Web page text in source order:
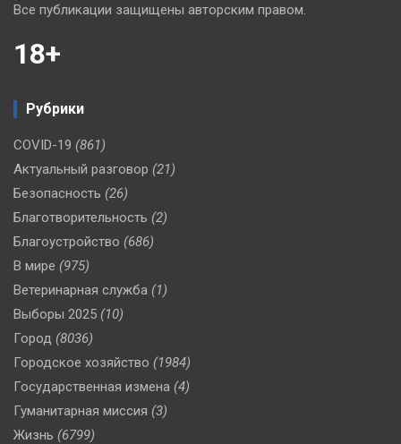
Все публикации защищены авторским правом.
18+
Рубрики
COVID-19 (861)
Актуальный разговор (21)
Безопасность (26)
Благотворительность (2)
Благоустройство (686)
В мире (975)
Ветеринарная служба (1)
Выборы 2025 (10)
Город (8036)
Городское хозяйство (1984)
Государственная измена (4)
Гуманитарная миссия (3)
Жизнь (6799)